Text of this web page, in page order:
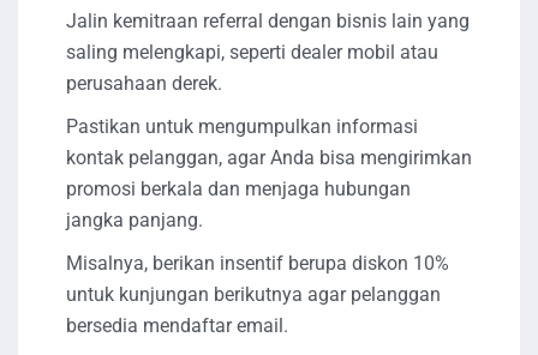
Jalin kemitraan referral dengan bisnis lain yang
saling melengkapi, seperti dealer mobil atau
perusahaan derek.
Pastikan untuk mengumpulkan informasi
kontak pelanggan, agar Anda bisa mengirimkan
promosi berkala dan menjaga hubungan
jangka panjang.
Misalnya, berikan insentif berupa diskon 10%
untuk kunjungan berikutnya agar pelanggan
bersedia mendaftar email.